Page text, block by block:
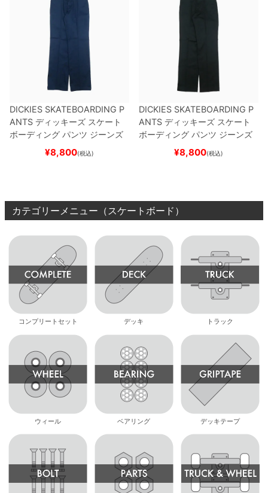
DICKIES SKATEBOARDING P
ANTS ディッキーズ スケート
ボーディング パンツ ジーンズ
SLIM FIT 30 LENGTH
スケートボード スケボ
¥8,800(税込)
DICKIES SKATEBOARDING P
ANTS ディッキーズ スケート
ボーディング パンツ ジーンズ
SLIM FIT 30 LENGTH
スケートボード スケボー
¥8,800(税込)
カテゴリーメニュー（スケートボード）
コンプリートセット デッキ トラック
ウィール ベアリング デッキテープ